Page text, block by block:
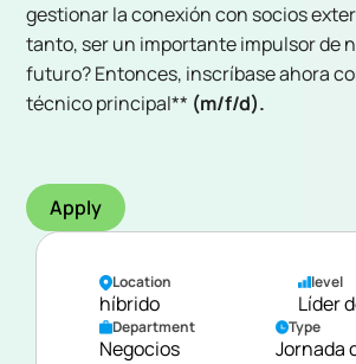
gestionar la conexión con socios
tanto, ser un importante impulsor de
futuro? Entonces, inscríbase ahora
técnico principal** (m/f/d).
Apply
Location
híbrido
level
Líder
Department
Negocios
Type
Jornada